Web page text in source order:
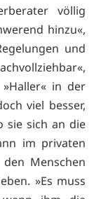
völlig
hinzu«,
und
in der
viel besser,
sie sich an die
im privaten
Menschen
»Es muss